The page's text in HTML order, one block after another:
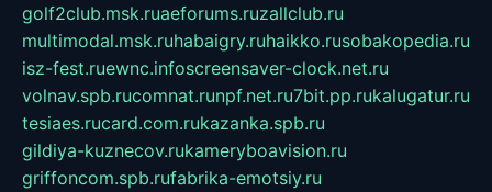
golf2club.msk.ruaeforums.ruzallclub.ru
multimodal.msk.ruhabaigry.ruhaikko.rusobakopedia.ru
isz-fest.ruewnc.infoscreensaver-clock.net.ru
volnav.spb.rucomnat.runpf.net.ru7bit.pp.rukalugatur.ru
tesiaes.rucard.com.rukazanka.spb.ru
gildiya-kuznecov.rukameryboavision.ru
griffoncom.spb.rufabrika-emotsiy.ru